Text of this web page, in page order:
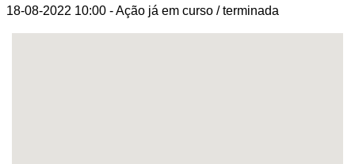
18-08-2022 10:00 - Ação já em curso / terminada